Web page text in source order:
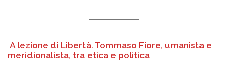
A lezione di Libertà. Tommaso Fiore, umanista e
meridionalista, tra etica e politica